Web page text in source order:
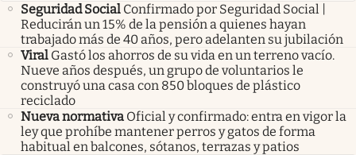
Seguridad Social Confirmado por Seguridad Social |
Reducirán un 15% de la pensión a quienes hayan
trabajado más de 40 años, pero adelanten su jubilación
Viral Gastó los ahorros de su vida en un terreno vacío.
Nueve años después, un grupo de voluntarios le
construyó una casa con 850 bloques de plástico
reciclado
Nueva normativa Oficial y confirmado: entra en vigor la
ley que prohíbe mantener perros y gatos de forma
habitual en balcones, sótanos, terrazas y patios